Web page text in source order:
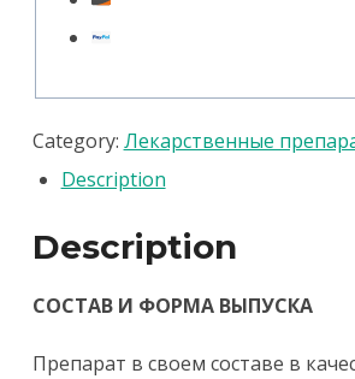
средних
уп.
20
таб.
Category: Лекарственные
Description
Description
СОСТАВ И ФОРМА ВЫПУСКА
Препарат в своем составе в